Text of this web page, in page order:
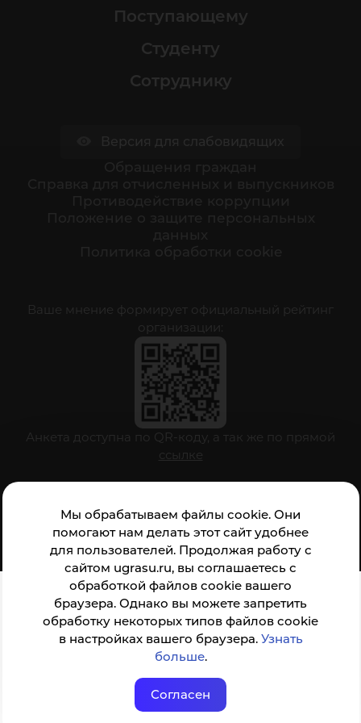
Мы обрабатываем файлы cookie. Они
помогают нам делать этот сайт удобнее
для пользователей. Продолжая работу с
сайтом ugrasu.ru, вы соглашаетесь с
обработкой файлов cookie вашего
браузера. Однако вы можете запретить
обработку некоторых типов файлов cookie
в настройках вашего браузера. Узнать
больше.
Согласен
Поступающему
Студенту
Сотруднику
Ваше мнение формирует официальный рейтинг
организации:
Анкета доступна по QR-коду, а так же по прямой
ссылке
© ФГБОУ ВО ЮГУ 2001–2026